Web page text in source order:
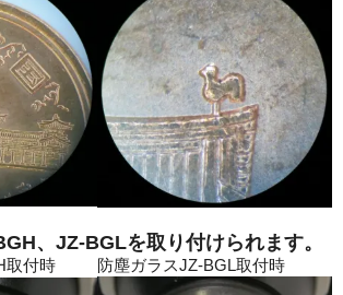
、JZ-BGLを取り付けられます。
取付時 防塵ガラスJZ-BGL取付時